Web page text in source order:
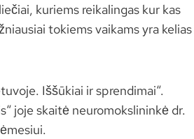
kuriems reikalingas kur kas
tokiems vaikams yra kelias
Iššūkiai ir sprendimai“.
joje skaitė neuromokslininkė dr.